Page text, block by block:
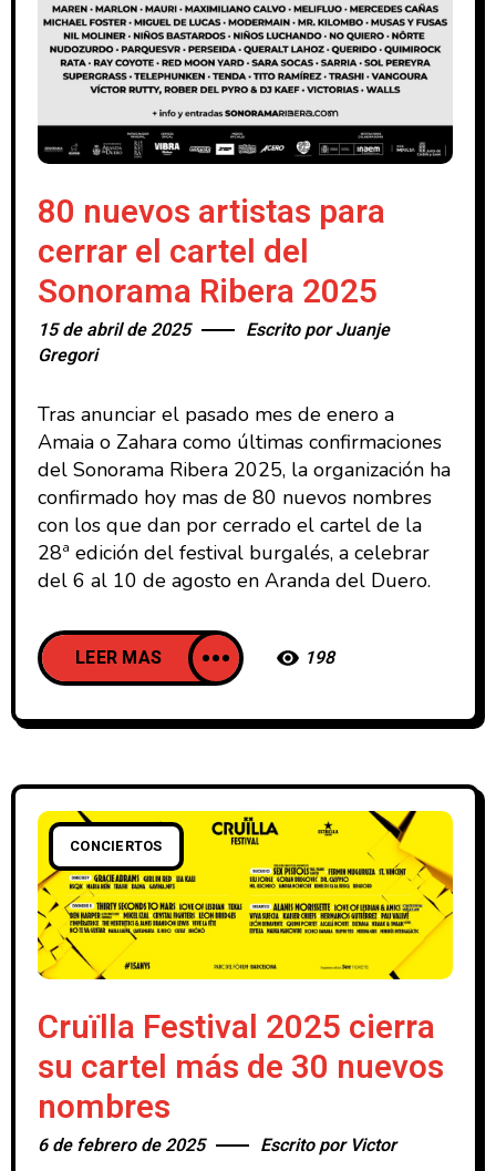
80 nuevos artistas para
cerrar el cartel del
Sonorama Ribera 2025
15 de abril de 2025 Escrito porJuanje
Gregori
Tras anunciar el pasado mes de enero a
Amaia o Zahara como últimas confirmaciones
del Sonorama Ribera 2025, la organización ha
confirmado hoy mas de 80 nuevos nombres
con los que dan por cerrado el cartel de la
28ª edición del festival burgalés, a celebrar
del 6 al 10 de agosto en Aranda del Duero.
LEER MAS 198
CONCIERTOS
Cruïlla Festival 2025 cierra
su cartel más de 30 nuevos
nombres
6 de febrero de 2025 Escrito por Victor